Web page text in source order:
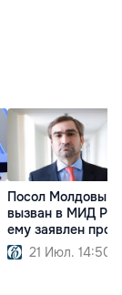
Посол Молдовы
вызван в МИД РФ:
ему заявлен
21 Июл. 14:50